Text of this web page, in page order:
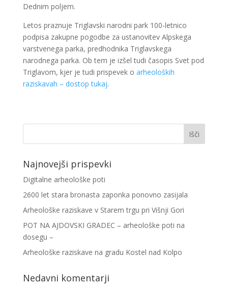
Dednim poljem.
Letos praznuje Triglavski narodni park 100-letnico
podpisa zakupne pogodbe za ustanovitev Alpskega
varstvenega parka, predhodnika Triglavskega
narodnega parka. Ob tem je izšel tudi časopis Svet pod
Triglavom, kjer je tudi prispevek o arheoloških
raziskavah – dostop tukaj.
Najnovejši prispevki
Digitalne arheološke poti
2600 let stara bronasta zaponka ponovno zasijala
Arheološke raziskave v Starem trgu pri Višnji Gori
POT NA AJDOVSKI GRADEC – arheološke poti na
dosegu –
Arheološke raziskave na gradu Kostel nad Kolpo
Nedavni komentarji